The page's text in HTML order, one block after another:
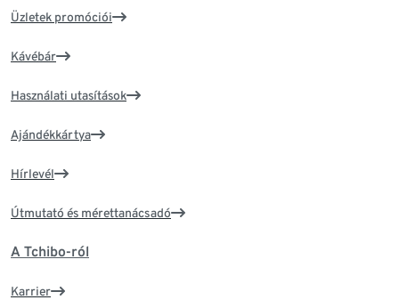
Üzletek promóciói
Kávébár
Használati utasítások
Ajándékkártya
Hírlevél
Útmutató és mérettanácsadó
A Tchibo-ról
Karrier